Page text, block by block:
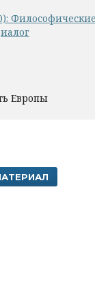
Европы